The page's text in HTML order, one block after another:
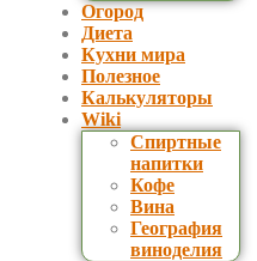
Огород
Диета
Кухни мира
Полезное
Калькуляторы
Wiki
Спиртные
напитки
Кофе
Вина
География
виноделия